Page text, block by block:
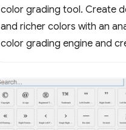
color grading tool. Create
and richer colors with an
color grading engine and
photography workflows.